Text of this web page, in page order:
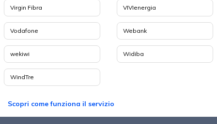
Virgin Fibra VIVIenergia
Vodafone Webank
wekiwi Widiba
WindTre
Scopri come funziona il servizio